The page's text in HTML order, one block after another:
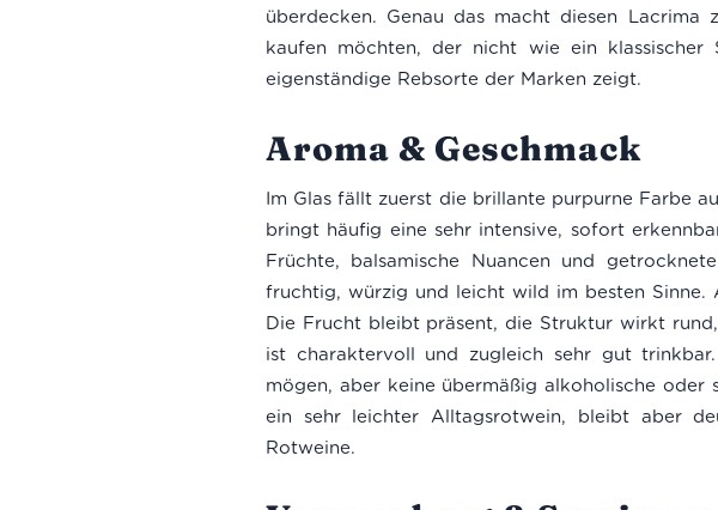
überdecken. Genau das macht diesen
kaufen möchten, der nicht wie ein klassischer
eigenständige Rebsorte der Marken zeigt.
Aroma & Geschmack
Im Glas fällt zuerst die brillante purpurne Farbe
bringt häufig eine sehr intensive, sofort
Früchte, balsamische Nuancen und
fruchtig, würzig und leicht wild im besten
Die Frucht bleibt präsent, die Struktur wirkt
ist charaktervoll und zugleich sehr gut
mögen, aber keine übermäßig alkoholische
ein sehr leichter Alltagsrotwein, bleibt aber
Rotweine.